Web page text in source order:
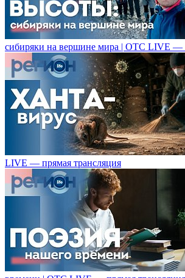
сибиряки на вершине мира | ОТС LIVE —
LIVE — прямая трансляция